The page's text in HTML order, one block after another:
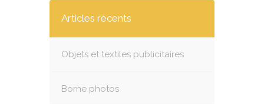
Articles récents
Objets et textiles publicitaires
Borne photos